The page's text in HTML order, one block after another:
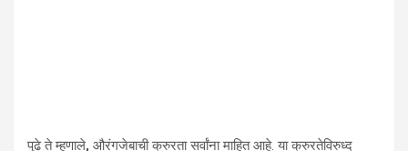
पुढे ते म्हणाले, औरंगजेबाची क्रुरता सर्वांना माहित आहे. या क्रुरतेविरुध्द